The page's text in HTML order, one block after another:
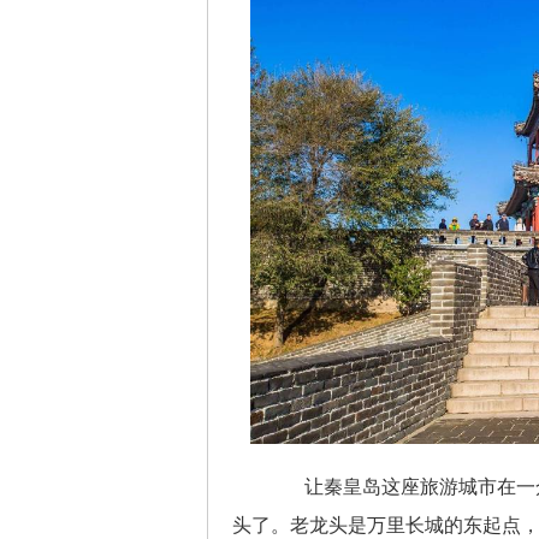
让秦皇岛这座旅游城市在一
头了。老龙头是万里长城的东起点